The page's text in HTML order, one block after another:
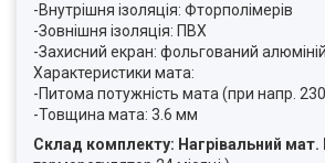
-Внутрішня ізоляція: Фторполімерів
-Зовнішня ізоляція: ПВХ
-Захисний екран: фольгований
Характеристики мата:
-Питома потужність мата (при напр.
-Товщина мата: 3.6 мм
Склад комплекту: Нагрівальний мат.